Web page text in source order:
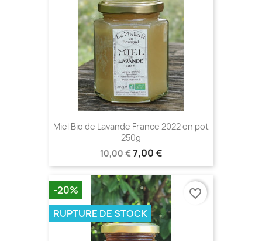
Miel Bio de Lavande France 2022 en pot
250g
10,00 €7,00 €
-20%
RUPTURE DE STOCK
favorite_border